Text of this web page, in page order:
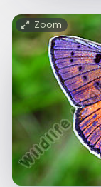
Zoom